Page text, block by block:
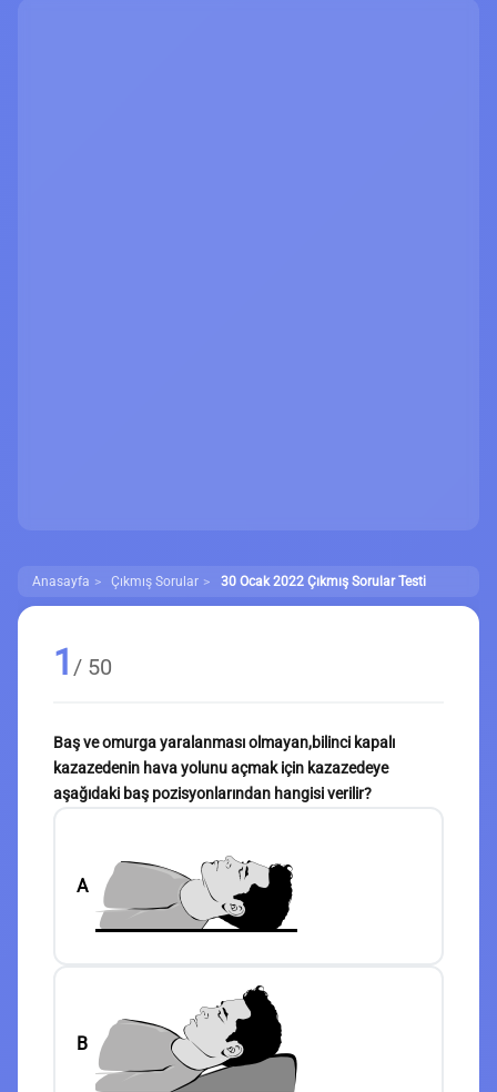
Anasayfa Çıkmış Sorular 30 Ocak 2022 Çıkmış Sorular Testi
1 / 50
Baş ve omurga yaralanması olmayan,bilinci kapalı
kazazedenin hava yolunu açmak için kazazedeye
aşağıdaki baş pozisyonlarından hangisi verilir?
A
B